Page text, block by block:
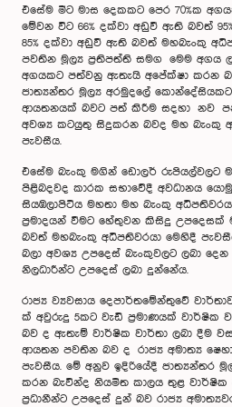
එසේම මීට මාස දෙකකට පෙර 70%ක
මේවන විට 66% දක්වා අඩුවී ඇති බවත්
85% දක්වා අඩුවී ඇති බවත් මහබැංකු
පවතින මූල්‍ය ප්‍රතිපත්ති සමග මෙම අගය
අගයකට පත්වනු ඇතැයි අපේක්ෂා කරන
ජාත්‍යන්තර මූල්‍ය අරමුදලේ
ආයතනයක් බවට පත් කිරීම සදහා නව
අවශ්‍ය කටයුතු සිදුකරන බවද මහ බැංකු
පැවසීය.
එසේම බැංකු මගින් ඩොලර් රුපියල්වලට
පිළිබදවද කාරක සභාවේදී අවධානය
සියඹලාපිටිය මහතා මහ බැංකු
ප්‍රමාදයන් වීමට හේතුවන කිසිදු උපදෙසක්
බවත් මහබැංකු අධිපතිවරයා මෙහිදී
බලා අවශ්‍ය උපදෙස් බැංකුවලට ලබා දෙන
නිලධාරීන්ට උපදෙස් ලබා දුන්නේය.
රාජ්‍ය ව්‍යවසාය දෙපාර්තමේන්තුවේ
ක් අවුරුදු 5කට වැඩි ප්‍රමාණයක් වාර්ෂික
බව ද ඇතැම් වාර්ෂික වාර්තා ලබා දීම
ආයතන පවතින බව ද රාජ්‍ය අමාත්‍ය
පැවසීය. මේ අනුව ඉදිරියේදී ජාත්‍යන්තර
කරන බැවින්ද නියමිත කාලය තුළ වාර්ෂික
ප්‍රධානීන්ට උපදෙස් දුන් බව රාජ්‍ය